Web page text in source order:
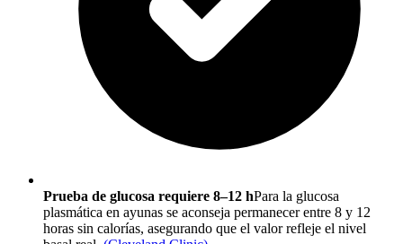
Prueba de glucosa requiere 8–12 hPara la glucosa
plasmática en ayunas se aconseja permanecer entre 8 y 12
horas sin calorías, asegurando que el valor refleje el nivel